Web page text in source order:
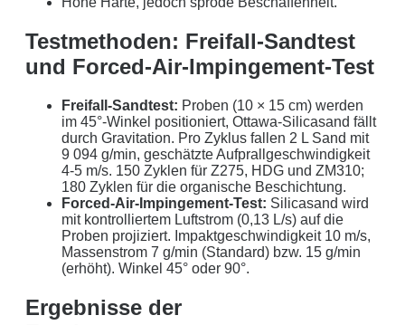
Testmethoden: Freifall-Sandtest
und Forced-Air-Impingement-Test
Freifall-Sandtest: Proben (10 × 15 cm) werden
im 45°-Winkel positioniert, Ottawa-Silicasand fällt
durch Gravitation. Pro Zyklus fallen 2 L Sand mit
9 094 g/min, geschätzte Aufprallgeschwindigkeit
4-5 m/s. 150 Zyklen für Z275, HDG und ZM310;
180 Zyklen für die organische Beschichtung.
Forced-Air-Impingement-Test: Silicasand wird
mit kontrolliertem Luftstrom (0,13 L/s) auf die
Proben projiziert. Impaktgeschwindigkeit 10 m/s,
Massenstrom 7 g/min (Standard) bzw. 15 g/min
(erhöht). Winkel 45° oder 90°.
Ergebnisse der